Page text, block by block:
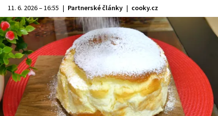
11. 6. 2026 – 16:55 | Partnerské články | cooky.cz